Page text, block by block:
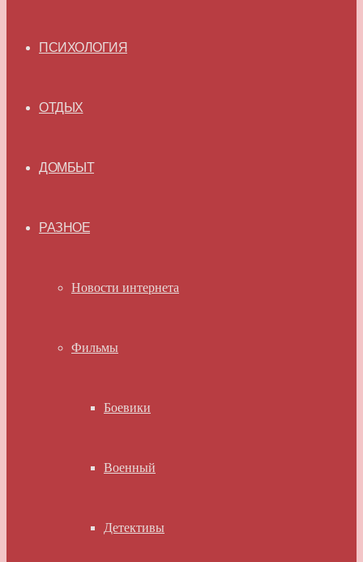
ПСИХОЛОГИЯ
ОТДЫХ
ДОМБЫТ
РАЗНОЕ
Новости интернета
Фильмы
Боевики
Военный
Детективы